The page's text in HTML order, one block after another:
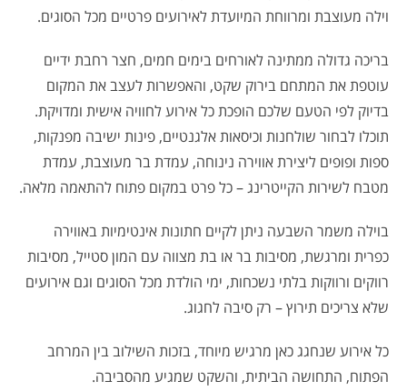
וילה מעוצבת ומרווחת המיועדת לאירועים פרטיים מכל הסוגים.
בריכה גדולה ממתינה לאורחים בימים חמים, חצר רחבת ידיים
עוטפת את המתחם בירוק שקט, והאפשרות לעצב את המקום
בדיוק לפי הטעם שלכם הופכת כל אירוע לחוויה אישית ומדויקת.
תוכלו לבחור שולחנות וכיסאות אלגנטיים, פינות ישיבה מפנקות,
ספות ופופים ליצירת אווירה נינוחה, עמדת בר מעוצבת, עמדת
מטבח לשירות הקייטרינג – כל פרט במקום פתוח להתאמה מלאה.
בוילה משמר השבעה ניתן לקיים חתונות אינטימיות באווירה
כפרית ומרגשת, מסיבות בר או בת מצווה עם המון סטייל, מסיבות
רווקים ורווקות בלתי נשכחות, ימי הולדת מכל הסוגים וגם אירועים
שלא צריכים תירוץ – רק סיבה לחגוג.
כל אירוע שנחגג כאן מרגיש מיוחד, בזכות השילוב בין המרחב
הפתוח, התחושה הביתית, והשקט שמגיע מהסביבה.